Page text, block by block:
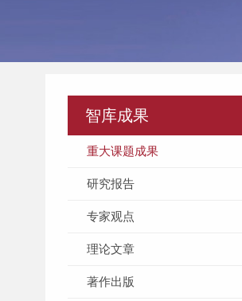
智库成果
重大课题成果
研究报告
专家观点
理论文章
著作出版